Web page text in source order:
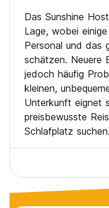
Das Sunshine
Lage, wobei
Personal und das
schätzen. Neuere
jedoch häufig
kleinen,
Unterkunft eignet
preisbewusste
Schlafplatz suchen.